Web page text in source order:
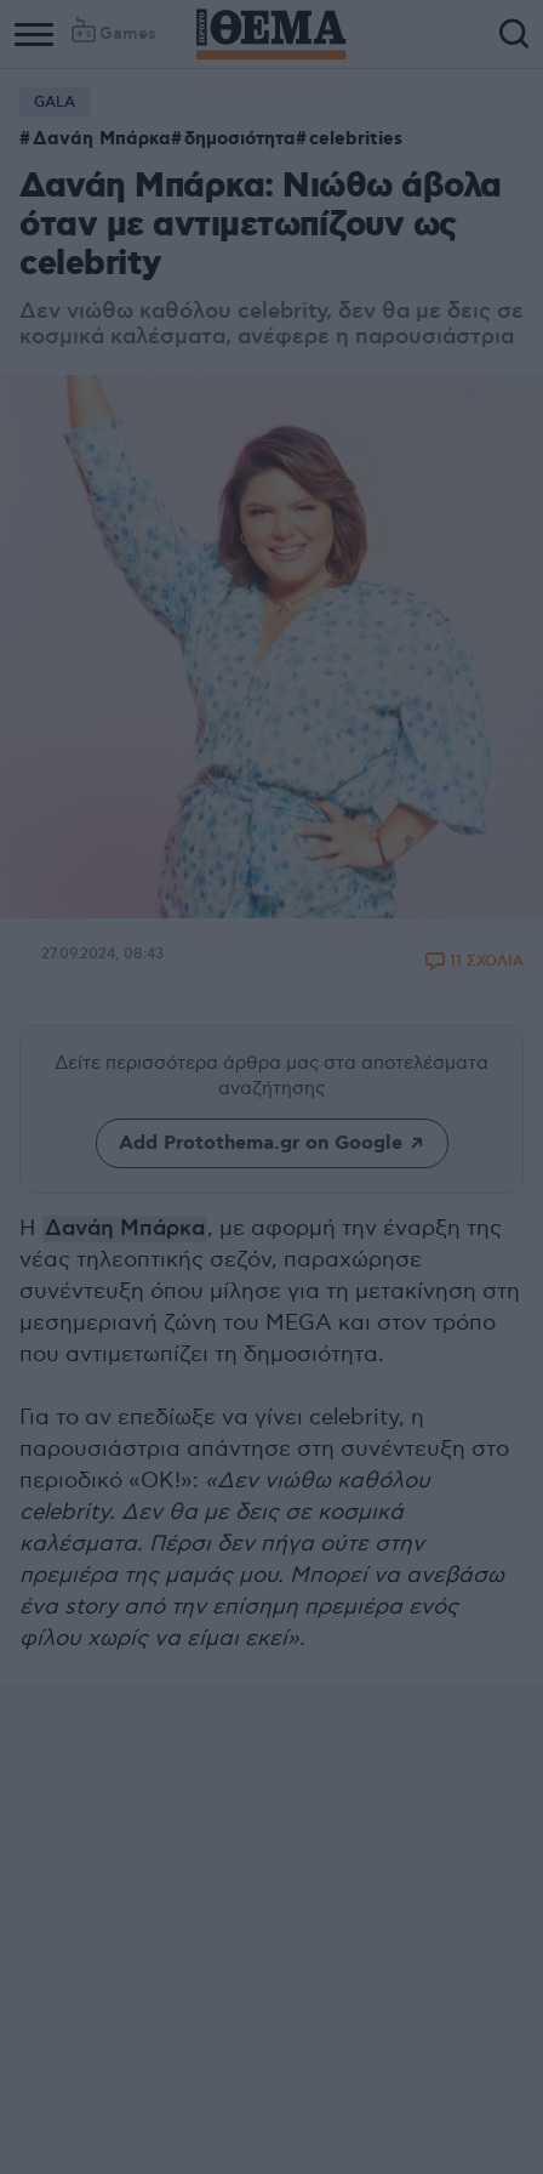
Games
GALA
Δανάη Μπάρκα δημοσιότητα celebrities
Δανάη Μπάρκα: Νιώθω άβολα
όταν με αντιμετωπίζουν ως
celebrity
Δεν νιώθω καθόλου celebrity, δεν θα με δεις σε
κοσμικά καλέσματα, ανέφερε η παρουσιάστρια
27.09.2024, 08:43 11 ΣΧΟΛΙΑ
Δείτε περισσότερα άρθρα μας στα αποτελέσματα
αναζήτησης
Add Protothema.gr on Google
Η Δανάη Μπάρκα, με αφορμή την έναρξη της
νέας τηλεοπτικής σεζόν, παραχώρησε
συνέντευξη όπου μίλησε για τη μετακίνηση στη
μεσημεριανή ζώνη του MEGA και στον τρόπο
που αντιμετωπίζει τη δημοσιότητα.
Για το αν επεδίωξε να γίνει celebrity, η
παρουσιάστρια απάντησε στη συνέντευξη στο
περιοδικό «ΟΚ!»: «Δεν νιώθω καθόλου
celebrity. Δεν θα με δεις σε κοσμικά
καλέσματα. Πέρσι δεν πήγα ούτε στην
πρεμιέρα της μαμάς μου. Μπορεί να ανεβάσω
ένα story από την επίσημη πρεμιέρα ενός
φίλου χωρίς να είμαι εκεί».